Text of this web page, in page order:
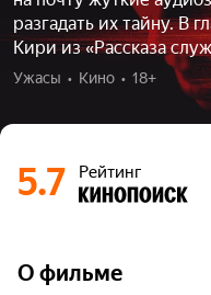
разгадать их тайну. В
Кири из «Рассказа
Ужасы  •  Кино  •  18+
5.7 Рейтинг
О фильме